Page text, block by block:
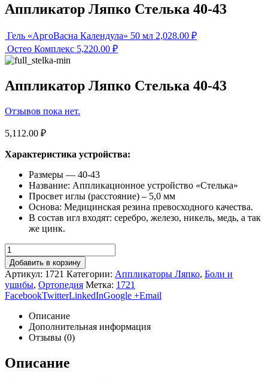
Аппликатор Ляпко Стелька 40-43
Гель «АргоВасна Календула» 50 мл 2,028.00 ₽
Остео Комплекс 5,220.00 ₽
Аппликатор Ляпко Стелька 40-43
Отзывов пока нет.
5,112.00 ₽
Характеристика устройства:
Размеры — 40-43
Название: Аппликационное устройство «Стелька»
Просвет иглы (расстояние) – 5,0 мм
Основа: Медицинская резина превосходного качества.
В состав игл входят: серебро, железо, никель, медь, а так
же цинк.
Добавить в корзину
Артикул: 1721 Категории: Аппликаторы Ляпко, Боли и
ушибы, Ортопедия Метка: 1721
FacebookTwitterLinkedInGoogle +Email
Описание
Дополнительная информация
Отзывы (0)
Описание